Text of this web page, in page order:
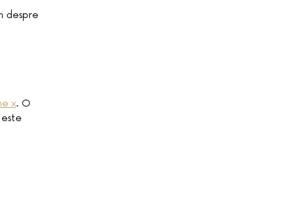
despre
x. O